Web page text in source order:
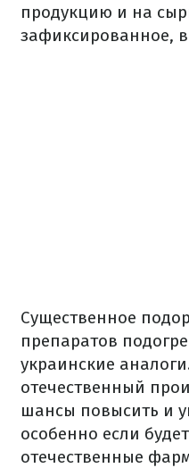
продукцию и на
зафиксированное,
Существенное
препаратов
украинские
отечественный
шансы повысить и
особенно если
отечественные